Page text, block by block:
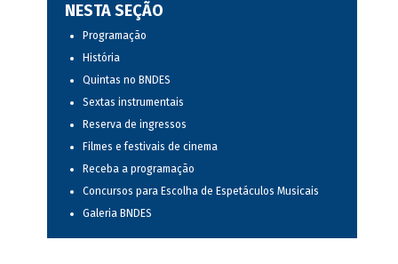
NESTA SEÇÃO
Programação
História
Quintas no BNDES
Sextas instrumentais
Reserva de ingressos
Filmes e festivais de cinema
Receba a programação
Concursos para Escolha de Espetáculos Musicais
Galeria BNDES